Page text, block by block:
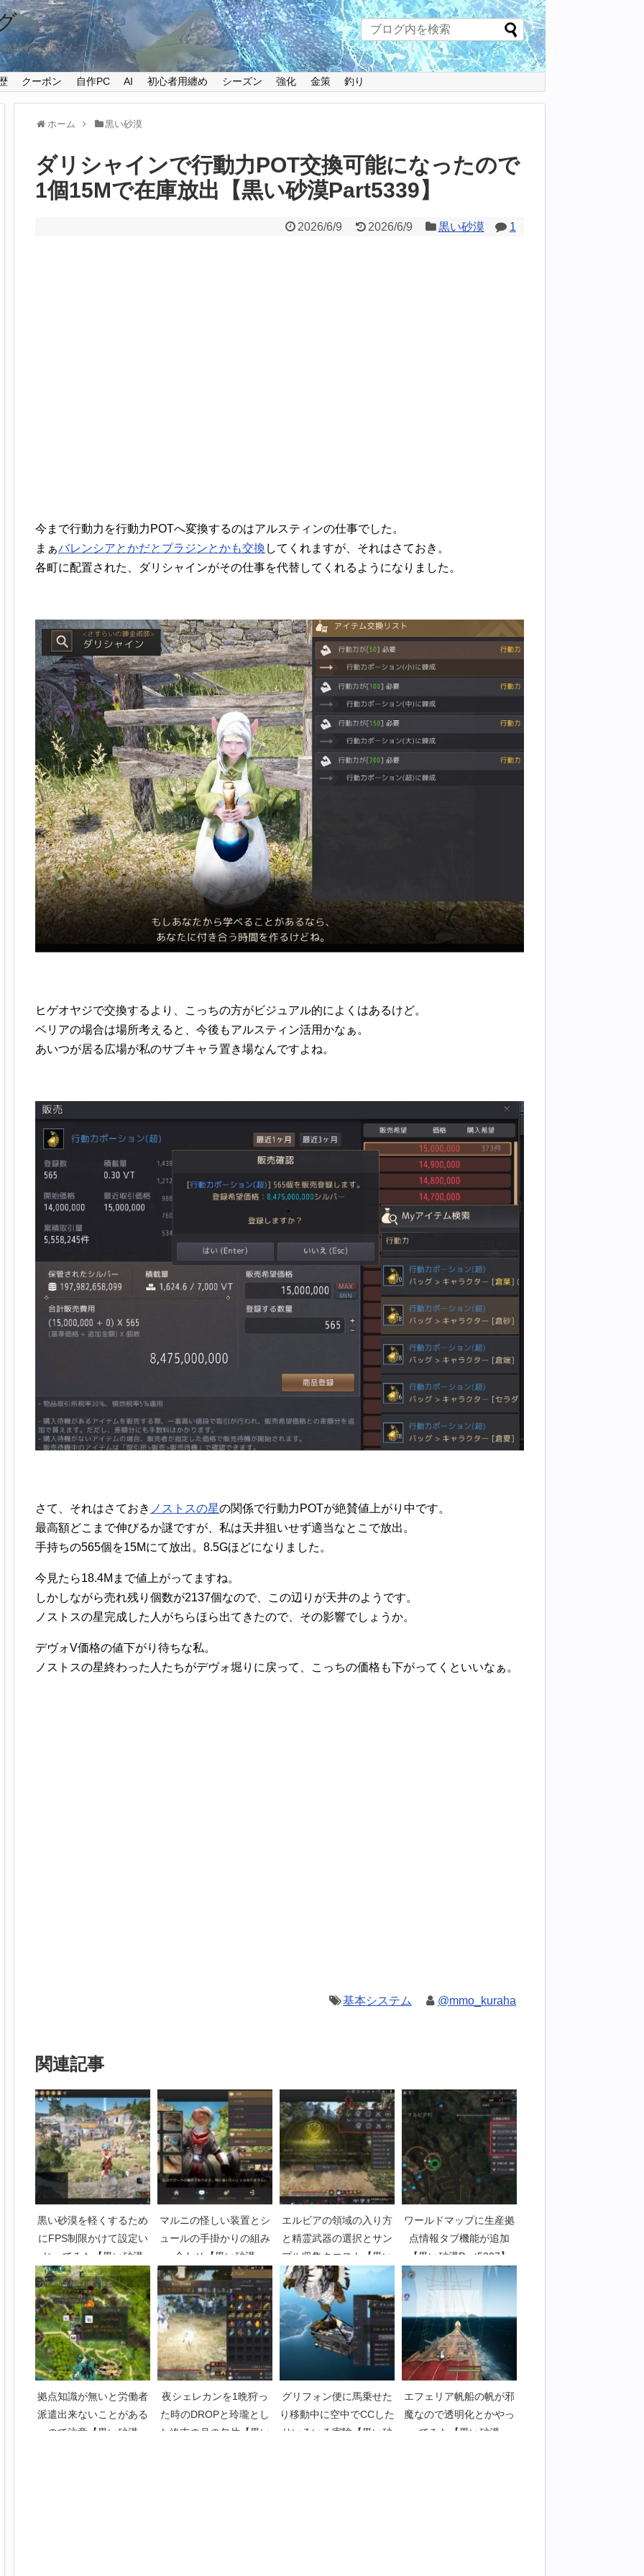
情報を纏めたプレイ日記
クーポン 自作PC AI 初心者用纏め シーズン 強化 金策 釣り
ホーム 黒い砂漠
ダリシャインで行動力POT交換可能になったので
1個15Mで在庫放出【黒い砂漠Part5339】
2026/6/9 2026/6/9 黒い砂漠 1
今まで行動力を行動力POTへ変換するのはアルスティンの仕事でした。
まぁバレンシアとかだとプラジンとかも交換 してくれますが、それはさておき。
各町に配置された、ダリシャインがその仕事を代替してくれるようになりました。
ヒゲオヤジで交換するより、こっちの方がビジュアル的によくはあるけど。
ベリアの場合は場所考えると、今後もアルスティン活用かなぁ。
あいつが居る広場が私のサブキャラ置き場なんですよね。
さて、それはさておき ノストスの星の関係で行動力POTが絶賛値上がり中です。
最高額どこまで伸びるか謎ですが、私は天井狙いせず適当なとこで放出。
手持ちの565個を15Mにて放出。8.5Gほどになりました。
今見たら18.4Mまで値上がってますね。
しかしながら売れ残り個数が2137個なので、この辺りが天井のようです。
ノストスの星完成した人がちらほら出てきたので、その影響でしょうか。
デヴォV価格の値下がり待ちな私。
ノストスの星終わった人たちがデヴォ堀りに戻って、こっちの価格も下がってくといいなぁ。
基本システム @mmo_kuraha
関連記事
黒い砂漠を軽くするため
にFPS制限かけて設定い
じってみた【黒い砂漠
Part3919】
マルニの怪しい装置とシ
ュールの手掛かりの組み
合わせ【黒い砂漠
Part3375】
エルビアの領域の入り方
と精霊武器の選択とサン
プル収集クエスト【黒い
砂漠Part4071】
ワールドマップに生産拠
点情報タブ機能が追加
【黒い砂漠Part5307】
拠点知識が無いと労働者
派遣出来ないことがある
ので注意【黒い砂漠
夜シェレカンを1晩狩っ
た時のDROPと玲瓏とし
た終末の月の欠片【黒い
グリフォン便に馬乗せた
り移動中に空中でCCした
りいろいろ実験【黒い砂
エフェリア帆船の帆が邪
魔なので透明化とかやっ
てみた【黒い砂漠